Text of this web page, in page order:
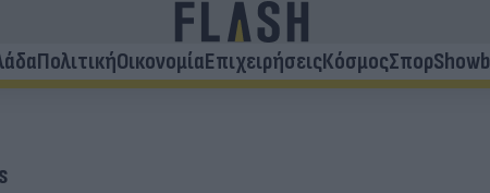
ΠολιτικήΟικονομίαΕπιχειρήσειςΚόσμοςΣπορ